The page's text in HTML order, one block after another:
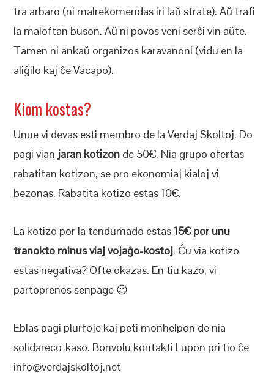
tra arbaro (ni malrekomendas iri laŭ strate). Aŭ trafi
la maloftan buson. Aŭ ni povos veni serĉi vin aŭte.
Tamen ni ankaŭ organizos karavanon! (vidu en la
aliĝilo kaj ĉe Vacapo).
Kiom kostas?
Unue vi devas esti membro de la Verdaj Skoltoj. Do
pagi vian jaran kotizon de 50€. Nia grupo ofertas
rabatitan kotizon, se pro ekonomiaj kialoj vi
bezonas. Rabatita kotizo estas 10€.
La kotizo por la tendumado estas15€ por unu
tranokto minus viaj vojaĝo-kostoj. Ĉu via kotizo
estas negativa? Ofte okazas. En tiu kazo, vi
partoprenos senpage 😉
Eblas pagi plurfoje kaj peti monhelpon de nia
solidareco-kaso. Bonvolu kontakti Lupon pri tio ĉe
info@verdajskoltoj.net